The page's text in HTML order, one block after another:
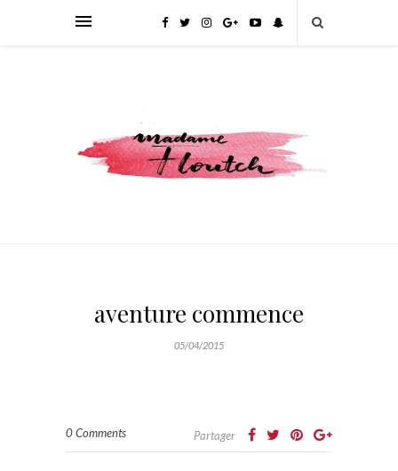
aventure commence
05/04/2015
0 Comments Partager